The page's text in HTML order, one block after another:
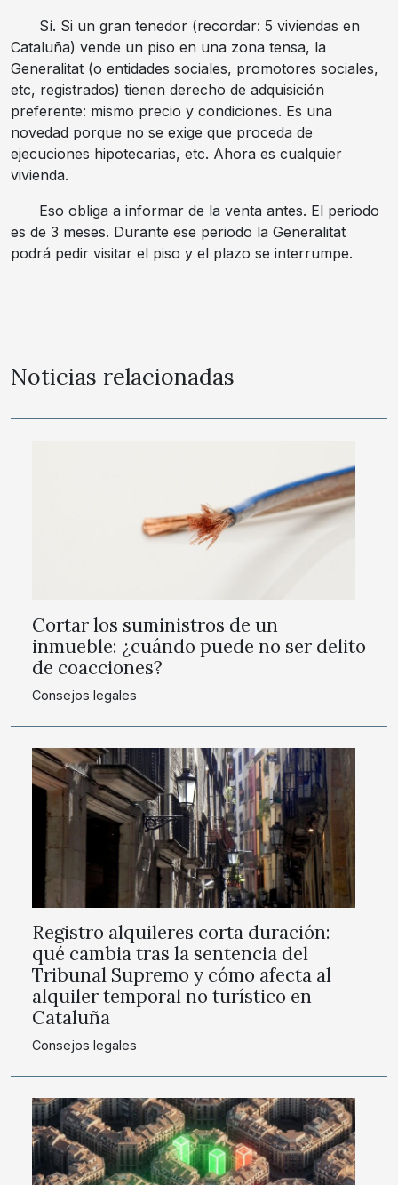
Sí. Si un gran tenedor (recordar: 5 viviendas en
Cataluña) vende un piso en una zona tensa, la
Generalitat (o entidades sociales, promotores sociales,
etc, registrados) tienen derecho de adquisición
preferente: mismo precio y condiciones. Es una
novedad porque no se exige que proceda de
ejecuciones hipotecarias, etc. Ahora es cualquier
vivienda.
Eso obliga a informar de la venta antes. El periodo
es de 3 meses. Durante ese periodo la Generalitat
podrá pedir visitar el piso y el plazo se interrumpe.
Noticias relacionadas
Cortar los suministros de un
inmueble: ¿cuándo puede no ser delito
de coacciones?
Consejos legales
Registro alquileres corta duración:
qué cambia tras la sentencia del
Tribunal Supremo y cómo afecta al
alquiler temporal no turístico en
Cataluña
Consejos legales